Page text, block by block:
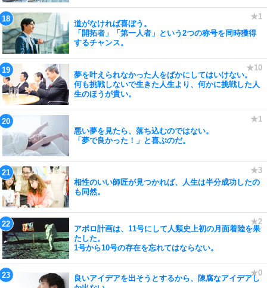
道がなければ喜ぼう。
「開拓者」「第一人者」という2つの称号を同時獲得
するチャンス。
夢を叶えられなかった人をばかにしてはいけない。
何も挑戦しないで生きた人生より、何かに挑戦した人
生のほうが貴い。
悪い夢を見たら、落ち込むのではない。
「夢で良かった！」と喜ぶのだ。
相性のいい師匠が見つかれば、人生は半分成功したの
も同然。
アポロ計画は、11号にして人類史上初の月面着陸を果
たした。
1号から10号の存在を忘れてはならない。
良いアイデアを出そうとするから、陳腐なアイデアし